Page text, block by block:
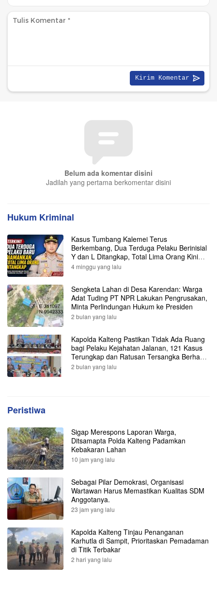
Belum ada komentar disini
Jadilah yang pertama berkomentar disini
Hukum Kriminal
Kasus Tumbang Kalemei Terus
Berkembang, Dua Terduga Pelaku Berinisial
Y dan L Ditangkap, Total Lima Orang Kini
Diamankan Polisi
4 minggu yang lalu
Sengketa Lahan di Desa Karendan: Warga
Adat Tuding PT NPR Lakukan Pengrusakan,
Minta Perlindungan Hukum ke Presiden
2 bulan yang lalu
Kapolda Kalteng Pastikan Tidak Ada Ruang
bagi Pelaku Kejahatan Jalanan, 121 Kasus
Terungkap dan Ratusan Tersangka Berhasil
Dibekuk
2 bulan yang lalu
Peristiwa
Sigap Merespons Laporan Warga,
Ditsamapta Polda Kalteng Padamkan
Kebakaran Lahan
10 jam yang lalu
Sebagai Pilar Demokrasi, Organisasi
Wartawan Harus Memastikan Kualitas SDM
Anggotanya.
23 jam yang lalu
Kapolda Kalteng Tinjau Penanganan
Karhutla di Sampit, Prioritaskan Pemadaman
di Titik Terbakar
2 hari yang lalu